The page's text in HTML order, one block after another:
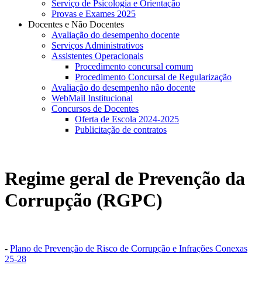
Serviço de Psicologia e Orientação
Provas e Exames 2025
Docentes e Não Docentes
Avaliação do desempenho docente
Serviços Administrativos
Assistentes Operacionais
Procedimento concursal comum
Procedimento Concursal de Regularização
Avaliação do desempenho não docente
WebMail Institucional
Concursos de Docentes
Oferta de Escola 2024-2025
Publicitação de contratos
Regime geral de Prevenção da
Corrupção (RGPC)
- Plano de Prevenção de Risco de Corrupção e Infrações Conexas
25-28